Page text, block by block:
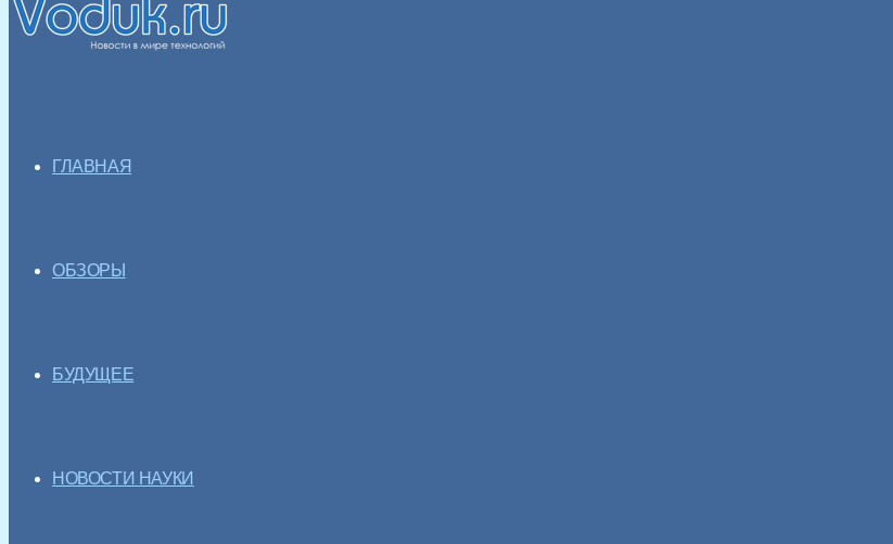
ГЛАВНАЯ
ОБЗОРЫ
БУДУЩЕЕ
НОВОСТИ НАУКИ